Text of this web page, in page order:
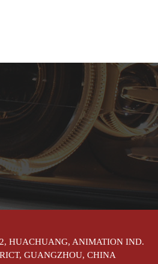
HUACHUANG, ANIMATION IND.
GUANGZHOU, CHINA